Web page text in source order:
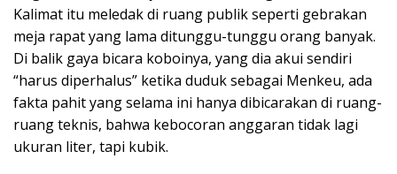
Kalimat itu meledak di ruang publik seperti gebrakan
meja rapat yang lama ditunggu-tunggu orang banyak.
Di balik gaya bicara koboinya, yang dia akui sendiri
“harus diperhalus” ketika duduk sebagai Menkeu, ada
fakta pahit yang selama ini hanya dibicarakan di ruang-
ruang teknis, bahwa kebocoran anggaran tidak lagi
ukuran liter, tapi kubik.